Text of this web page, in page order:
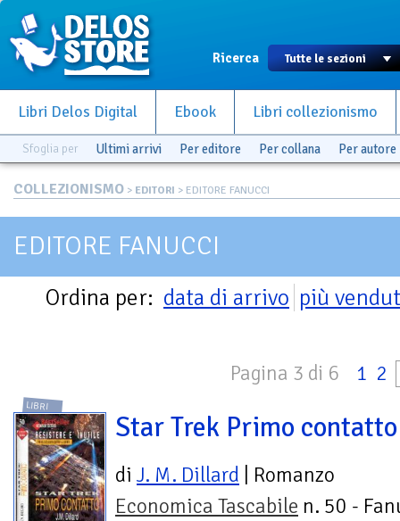
Ricerca
Libri Delos Digital Ebook Libri collezionismo
Sfoglia per Ultimi arrivi Per editore Per collana Per autore
COLLEZIONISMO > EDITORI > EDITORE FANUCCI
EDITORE FANUCCI
Ordina per: data di arrivo più
Pagina 3 di 6 1 2
LIBRI
Star Trek Primo contatto
di J. M. Dillard | Romanzo
Economica Tascabile n. 50 -